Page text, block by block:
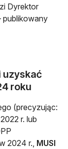
Dyrektor
publikowany
uzyskać
roku
(precyzując:
r. lub
2024 r., MUSI